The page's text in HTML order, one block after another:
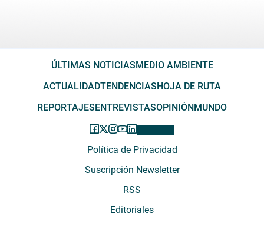
ÚLTIMAS NOTICIASMEDIO AMBIENTE
ACTUALIDADTENDENCIASHOJA DE RUTA
REPORTAJESENTREVISTASOPINIÓNMUNDO
Política de Privacidad
Suscripción Newsletter
RSS
Editoriales